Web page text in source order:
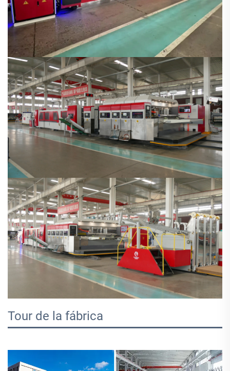
Tour de la fábrica